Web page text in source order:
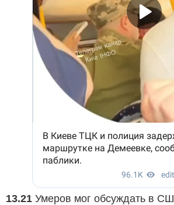
13.21 Умеров мог обсуждать в